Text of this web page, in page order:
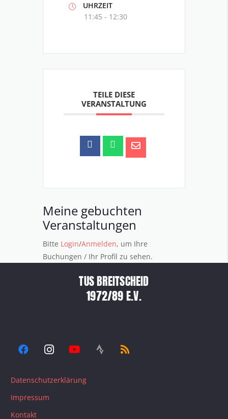
UHRZEIT
11:45 - 12:30
TEILE DIESE
VERANSTALTUNG
Meine gebuchten
Veranstaltungen
Bitte Login/Anmelden, um Ihre
Buchungen / Ihr Profil zu sehen.
TUS BREITSCHEID
1972/89 E.V.
Datenschutzerklärung
Impressum
Kontakt